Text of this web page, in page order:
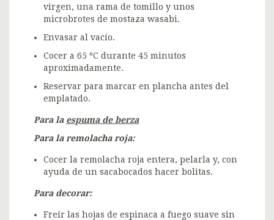
virgen, una rama de tomillo y unos
microbrotes de mostaza wasabi.
Envasar al vacío.
Cocer a 65 ºC durante 45 minutos
aproximadamente.
Reservar para marcar en plancha antes del
emplatado.
Para la espuma de berza
Para la remolacha roja:
Cocer la remolacha roja entera, pelarla y, con
ayuda de un sacabocados hacer bolitas.
Para decorar:
Freír las hojas de espinaca a fuego suave sin